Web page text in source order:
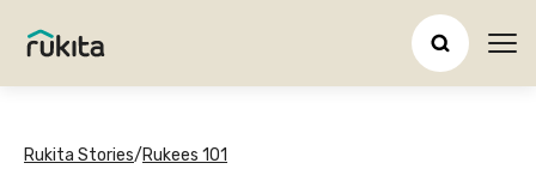
Rukita Stories/Rukees 101